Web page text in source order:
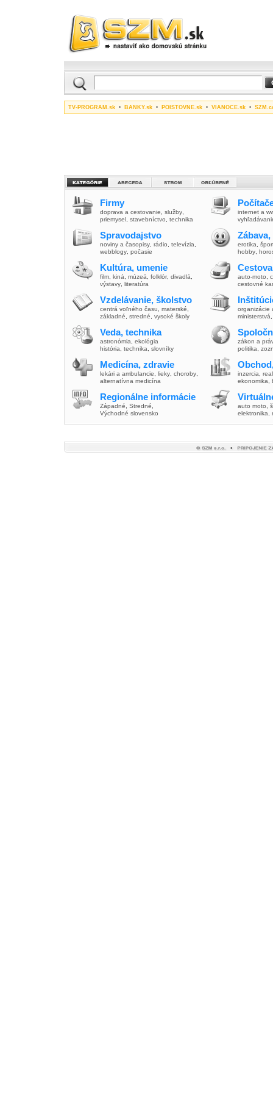
TV-PROGRAM.sk • BANKY.sk • POISTOVNE.sk • VIANOCE.sk •
Firmy
doprava a cestovanie služby
priemysel stavebníctvo technika
Spravodajstvo
noviny a časopisy rádio televízia
webblogy počasie
Kultúra, umenie
film kiná múzeá folklór, divadlá
výstavy literatúra
Vzdelávanie, školstvo
centrá voľného času materské
základné
stredné vysoké školy
Veda, technika
astronómia
ekológia
história
technika slovníky
Medicína, zdravie
lekári a ambulancie lieky choroby
alternatívna medicína
Regionálne informácie
Západné Stredné
Východné slovensko
internet a
erotika
hobby
auto-moto
cestovné
organizácie
ministerstvá
zákon a
politika
inzercia
ekonomika
auto moto
elektronika,